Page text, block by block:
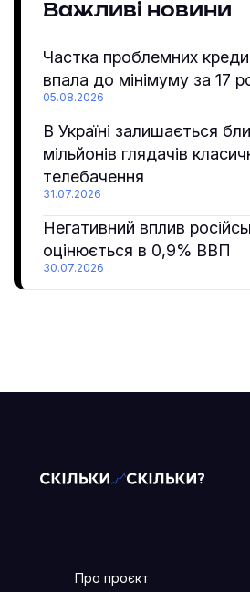
Важливі новини
Частка проблемних
впала до мінімуму за 17
05.08.2026
В Україні залишається
мільйонів глядачів
телебачення
31.07.2026
Негативний вплив
оцінюється в 0,9% ВВП
30.07.2026
Про проєкт